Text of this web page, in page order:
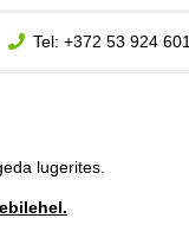
Tel: +372 53 924 601
lugerites.